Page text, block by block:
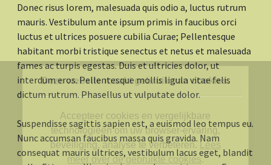
Donec risus lorem, malesuada quis odio a, luctus rutrum
mauris. Vestibulum ante ipsum primis in faucibus orci
luctus et ultrices posuere cubilia Curae; Pellentesque
habitant morbi tristique senectus et netus et malesuada
fames ac turpis egestas. Duis et ultricies dolor, ut
interdum eros. Pellentesque mollis ligula vitae felis
dictum rutrum. Phasellus ut vulputate dolor.
Suspendisse sagittis sapien est, a euismod leo tempus eu.
Nunc accumsan faucibus massa quis gravida. Nam
consequat mauris ultrices, vestibulum lacus eget, blandit
Deze website maakt gebruik van cookies.
Accepteer cookies en vergelijkbare
technologieën om uw browser-ervaring,
beveiliging, analyse te verbeteren. Lees
meer over de gebruikte cookies.